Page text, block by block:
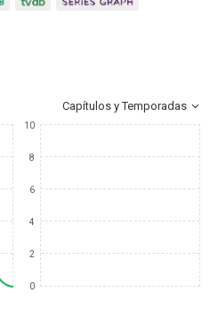
Capítulos y Temporadas
10
8
6
4
2
0